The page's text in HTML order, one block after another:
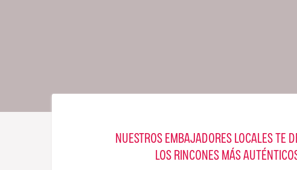
NUESTROS EMBAJADORES LOCALES TE
LOS RINCONES MÁS